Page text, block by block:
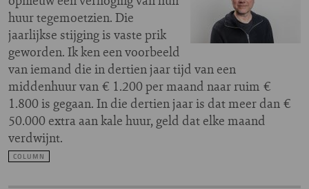
huur tegemoetzien. Die
jaarlijkse stijging is vaste prik
geworden. Ik ken een voorbeeld
van iemand die in dertien jaar tijd van een
middenhuur van € 1.200 per maand naar ruim €
1.800 is gegaan. In die dertien jaar is dat meer dan €
50.000 extra aan kale huur, geld dat elke maand
verdwijnt.
COLUMN